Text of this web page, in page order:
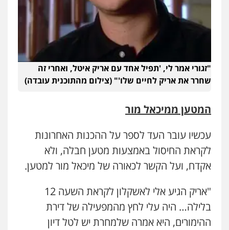
"זגורי אמר לי, 'תפיל אחד עם אריק איטל, ואחרי זה
שחרר את אריק לחיים שלו'" (צילום מהתוכנית עובדה)
המטען ממיכאל מור
עכשיו עובר העד לספר על ההכנות האחרונות
לקראת החיסול באמצעות מטען חבלה, ולא
אקדח, ועל הקשר לכאורה של מיכאל מור למטען.
"אריק הגיע אלי לאשקלון לקראת השעה 12
בלילה… היה עלי לחץ מהמפעילה של דירת
ההימורים, היא אמרה שלמחרת יש לטל דיון